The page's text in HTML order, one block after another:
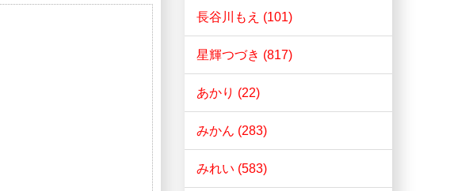
長谷川もえ (101)
星輝つづき (817)
あかり (22)
みかん (283)
みれい (583)